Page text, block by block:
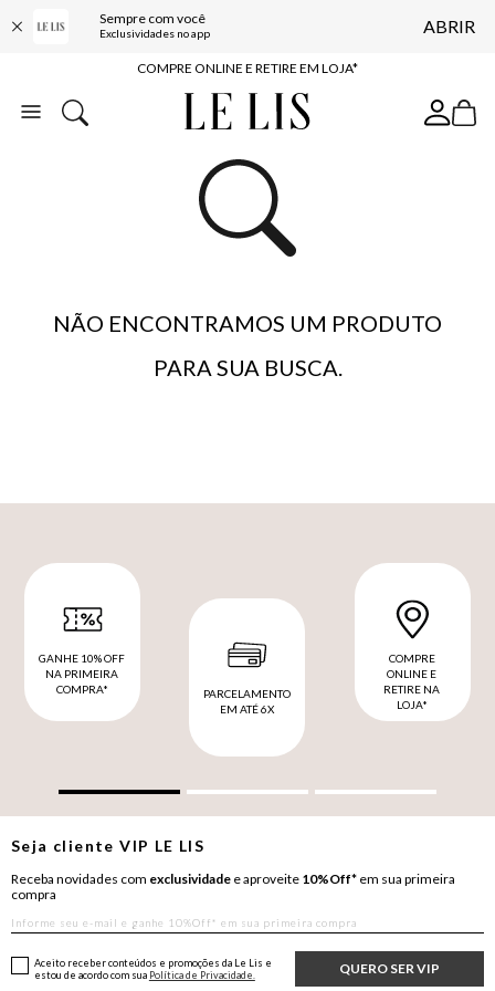
Sempre com você
Exclusividades no app ABRIR
10% OFF NA PRIMEIRA COMPRA*
COMPRE ONLINE E RETIRE EM LOJA*
ENTREGA EXPRESSA*
BAIXE O APP
10% OFF NA PRIMEIRA COMPRA*
NÃO ENCONTRAMOS UM PRODUTO
PARA SUA BUSCA.
GANHE 10% OFF
NA PRIMEIRA
COMPRA*
PARCELAMENTO
EM ATÉ 6X
COMPRE
ONLINE E
RETIRE NA
LOJA*
Seja clienteVIP LE LIS
Receba novidades com exclusividade e aproveite 10%Off* em sua primeira
compra
QUERO SER VIP
Aceito receber conteúdos e promoções da Le Lis e
estou de acordo com sua Política de Privacidade.